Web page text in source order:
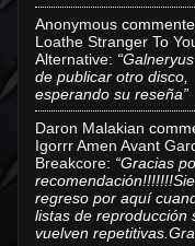
Anonymous
Loathe Stranger To
Alternative:
de publicar otro disco,
esperando su reseña”
Daron Malakian
Igorrr Amen Avant
Breakcore: “Gracias
regreso por aquí
listas de reproducción
vuelven